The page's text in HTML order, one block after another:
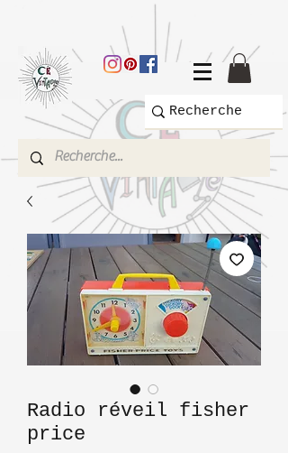
Radio réveil fisher
price